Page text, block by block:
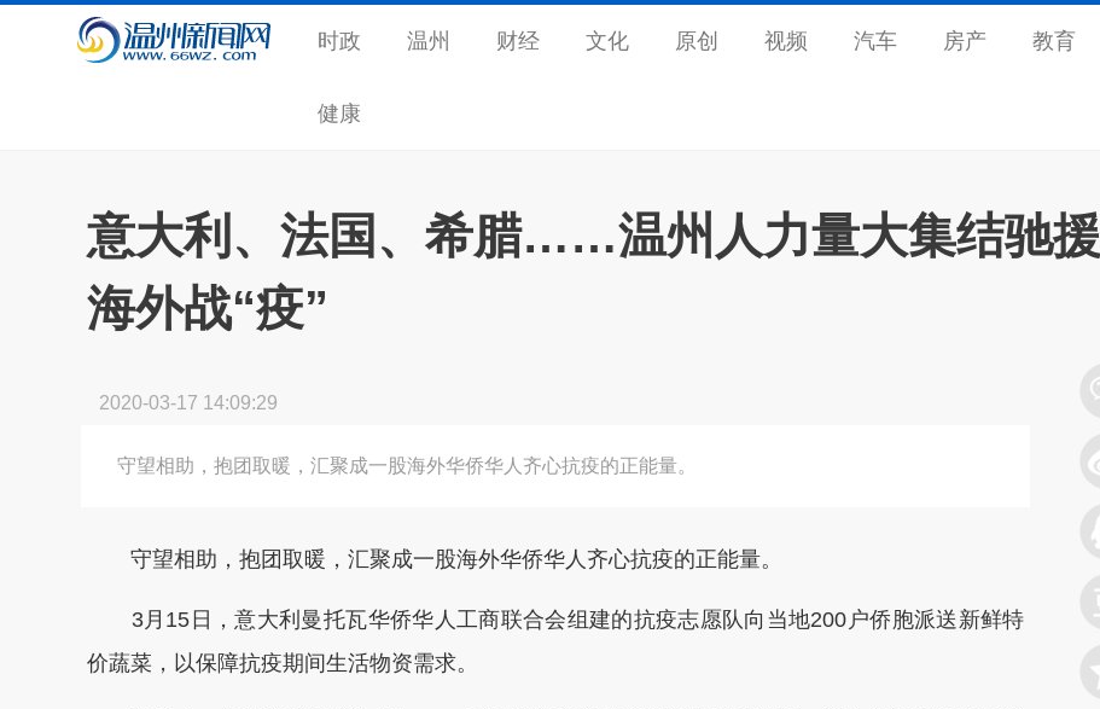
时政 温州 财经 文化 原创 视频 汽车 房产 教育
健康
意大利、法国、希腊……温州人力量大集结驰援
海外战“疫”
2020-03-17 14:09:29
守望相助，抱团取暖，汇聚成一股海外华侨华人齐心抗疫的正能量。
守望相助，抱团取暖，汇聚成一股海外华侨华人齐心抗疫的正能量。
3月15日，意大利曼托瓦华侨华人工商联合会组建的抗疫志愿队向当地200户侨胞派送新鲜特
价蔬菜，以保障抗疫期间生活物资需求。